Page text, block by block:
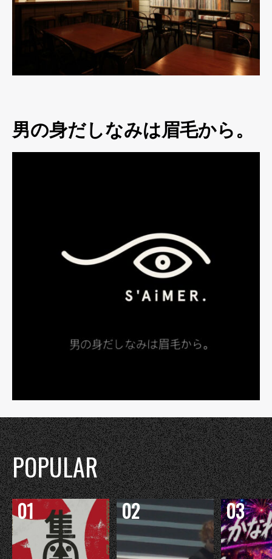
男の身だしなみは眉毛から。
POPULAR